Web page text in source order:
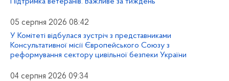
05 серпня 2026 08:42
У Комітеті відбулася зустріч з представниками
Консультативної місії Європейського Союзу з
реформування сектору цивільної безпеки України
04 серпня 2026 09:34